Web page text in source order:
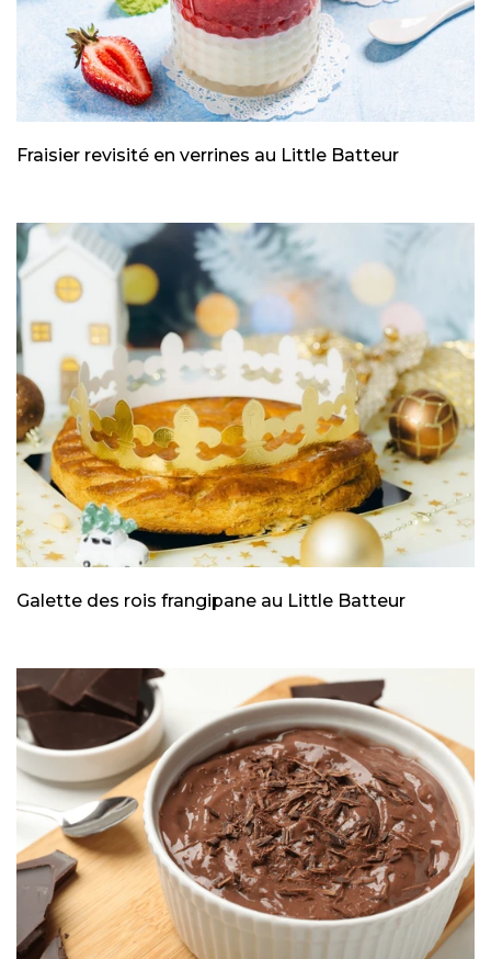
Fraisier revisité en verrines au Little Batteur
Galette des rois frangipane au Little Batteur